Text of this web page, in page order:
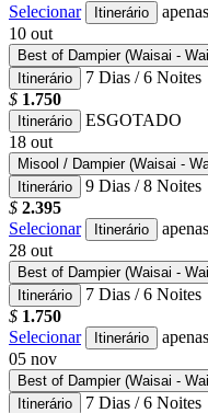
Selecionar
Itinerário
10 out
Best of Dampier (Waisai -
Itinerário
7 Dias / 6 Noites
$ 1.750
Itinerário
ESGOTADO
18 out
Misool / Dampier (Waisai -
Itinerário
9 Dias / 8 Noites
$ 2.395
Selecionar
Itinerário
28 out
Best of Dampier (Waisai -
Itinerário
7 Dias / 6 Noites
$ 1.750
Selecionar
Itinerário
05 nov
Best of Dampier (Waisai -
Itinerário
7 Dias / 6 Noites